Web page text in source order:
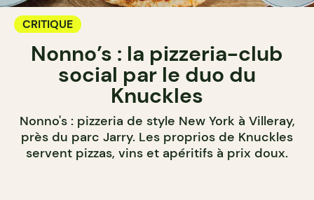
CRITIQUE
Nonno’s : la pizzeria-club
social par le duo du
Knuckles
Nonno's : pizzeria de style New York à Villeray,
près du parc Jarry. Les proprios de Knuckles
servent pizzas, vins et apéritifs à prix doux.